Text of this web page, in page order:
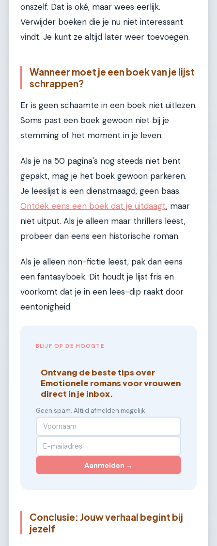
onszelf. Dat is oké, maar wees eerlijk.
Verwijder boeken die je nu niet interessant
vindt. Je kunt ze altijd later weer toevoegen.
Wanneer moet je een boek van je lijst
schrappen?
Er is geen schaamte in een boek niet uitlezen.
Soms past een boek gewoon niet bij je
stemming of het moment in je leven.
Als je na 50 pagina's nog steeds niet bent
gepakt, mag je het boek gewoon parkeren.
Je leeslijst is een dienstmaagd, geen baas.
Ontdek eens een boek dat je uitdaagt, maar
niet uitput. Als je alleen maar thrillers leest,
probeer dan eens een historische roman.
Als je alleen non-fictie leest, pak dan eens
een fantasyboek. Dit houdt je lijst fris en
voorkomt dat je in een lees-dip raakt door
eentonigheid.
BLIJF OP DE HOOGTE
Ontvang de beste tips over
Emotionele romans voor vrouwen
direct in je inbox.
Geen spam. Altijd afmelden mogelijk.
Aanmelden →
Conclusie: Jouw verhaal begint bij
jezelf